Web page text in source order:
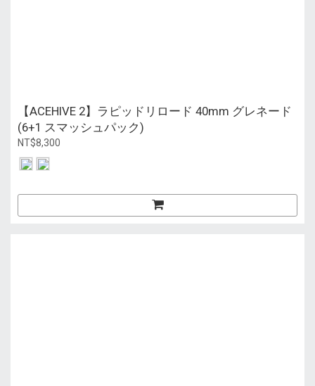
【ACEHIVE 2】ラピッドリロード 40mm グレネード
(6+1 スマッシュパック)
NT$8,300